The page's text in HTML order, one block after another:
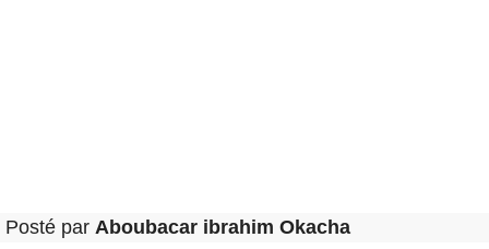
Posté par Aboubacar ibrahim Okacha